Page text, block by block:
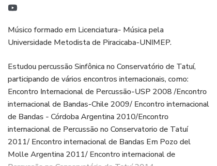
mundo do samba e do batuque com nosso e-book
Músico formado em Licenciatura- Música pela
Universidade Metodista de Piracicaba-UNIMEP.
Estudou percussão Sinfônica no Conservatório de Tatuí,
participando de vários encontros internacionais, como:
Encontro Internacional de Percussão-USP 2008 /Encontro
internacional de Bandas-Chile 2009/ Encontro internacional
de Bandas - Córdoba Argentina 2010/Encontro
internacional de Percussão no Conservatorio de Tatuí
2011/ Encontro internacional de Bandas Em Pozo del
Molle Argentina 2011/ Encontro internacional de